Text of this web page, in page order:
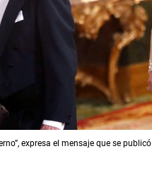
expresa el mensaje que se publicó